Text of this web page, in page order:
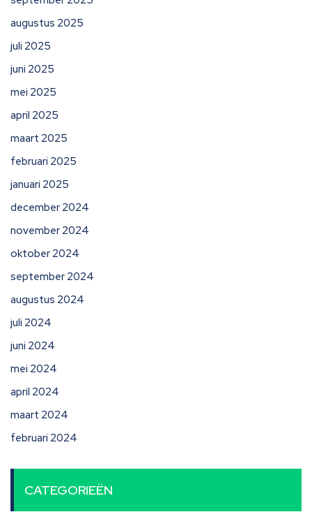
augustus 2025
juli 2025
juni 2025
mei 2025
april 2025
maart 2025
februari 2025
januari 2025
december 2024
november 2024
oktober 2024
september 2024
augustus 2024
juli 2024
juni 2024
mei 2024
april 2024
maart 2024
februari 2024
CATEGORIEËN